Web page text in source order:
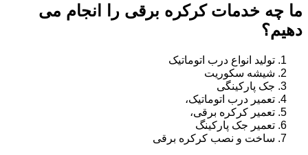
ما چه خدمات کرکره برقی را انجام می
دهیم؟
تولید انواع درب اتوماتیک
شیشه سکوریت
جک پارکینگی
تعمیر درب اتوماتیک،
تعمیر کرکره برقی،
تعمیر جک پارکینگ
ساخت و نصب کرکره برقی